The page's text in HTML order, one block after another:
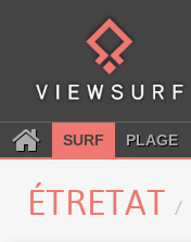
SURF PLAGE
ÉTRETAT